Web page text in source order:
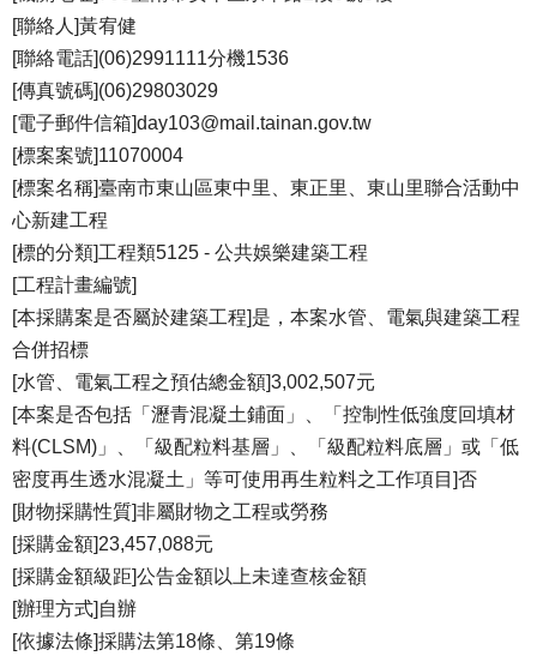
[聯絡人]黃宥健
[聯絡電話](06)2991111分機1536
[傳真號碼](06)29803029
[電子郵件信箱]day103@mail.tainan.gov.tw
[標案案號]11070004
[標案名稱]臺南市東山區東中里、東正里、東山里聯合活動中
心新建工程
[標的分類]工程類5125 - 公共娛樂建築工程
[工程計畫編號]
[本採購案是否屬於建築工程]是，本案水管、電氣與建築工程
合併招標
[水管、電氣工程之預估總金額]3,002,507元
[本案是否包括「瀝青混凝土鋪面」、「控制性低強度回填材
料(CLSM)」、「級配粒料基層」、「級配粒料底層」或「低
密度再生透水混凝土」等可使用再生粒料之工作項目]否
[財物採購性質]非屬財物之工程或勞務
[採購金額]23,457,088元
[採購金額級距]公告金額以上未達查核金額
[辦理方式]自辦
[依據法條]採購法第18條、第19條